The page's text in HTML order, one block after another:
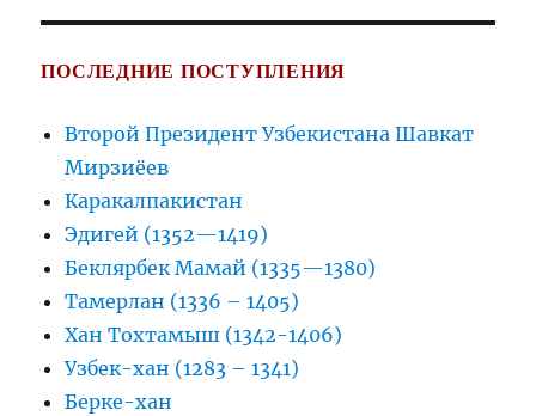
ПОСЛЕДНИЕ ПОСТУПЛЕНИЯ
Второй Президент Узбекистана Шавкат
Мирзиёев
Каракалпакистан
Эдигей (1352—1419)
Беклярбек Мамай (1335—1380)
Тамерлан (1336 – 1405)
Хан Тохтамыш (1342-1406)
Узбек-хан (1283 – 1341)
Берке-хан